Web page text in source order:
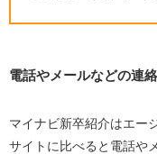
電話やメールなどの連
マイナビ新卒紹介はエー
サイトに比べると電話や